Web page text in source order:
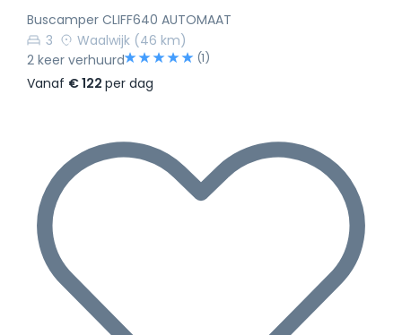
Buscamper CLIFF640 AUTOMAAT
3
Waalwijk (46 km)
2 keer verhuurd
(1)
Vanaf € 122 per dag